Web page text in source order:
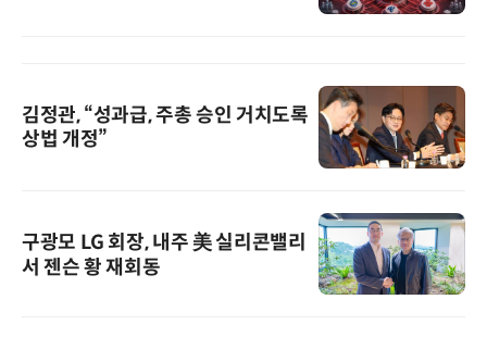
김정관, “성과급, 주총 승인 거치도록
상법 개정”
구광모 LG 회장, 내주 美 실리콘밸리
서 젠슨 황 재회동